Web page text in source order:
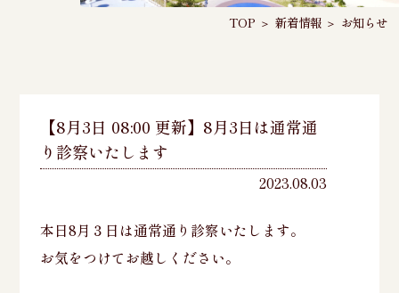
TOP ＞ 新着情報 ＞ お知らせ
【8月3日 08:00 更新】8月3日は通常通
り診察いたします
2023.08.03
本日8月３日は通常通り診察いたします。
お気をつけてお越しください。